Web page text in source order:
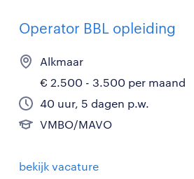
Operator BBL opleiding
Alkmaar
€ 2.500 - 3.500 per maand
40 uur, 5 dagen p.w.
VMBO/MAVO
bekijk vacature